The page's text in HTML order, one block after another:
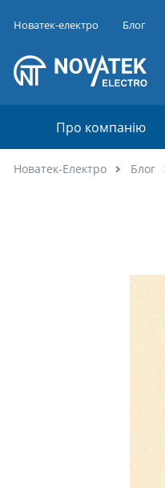
Новатек-електро Блог
Про компанію
Новатек-Електро Блог